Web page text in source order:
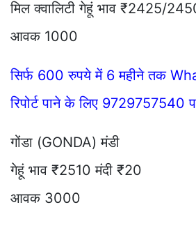
मिल क्वालिटी गेहूं भाव ₹2425/
आवक 1000
सिर्फ 600 रुपये में 6 महीने तक
रिपोर्ट पाने के लिए 9729757540
गोंडा (GONDA) मंडी
गेहूं भाव ₹2510 मंदी ₹20
आवक 3000